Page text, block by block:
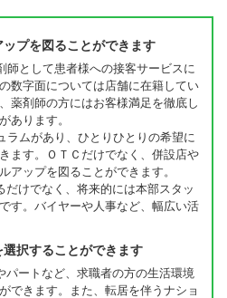
プを図ることができます
師として患者様への接客サービスに
数字面については店舗に在籍してい
薬剤師の方にはお客様満足を徹底し
あります。
ラムがあり、ひとりひとりの希望に
ます。ＯＴＣだけでなく、併設店や
アップを図ることができます。
けでなく、将来的には本部スタッ
す。バイヤーや人事など、幅広い活
択することができます
パートなど、求職者の方の生活環境
できます。また、転居を伴うナショ